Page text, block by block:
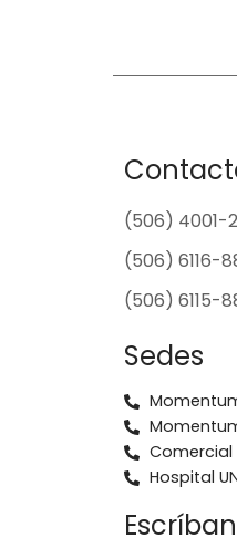
(506) 4001-
(506) 6116-
(506) 6115-
Sedes
Comercial
Hospital